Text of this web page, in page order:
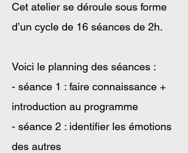
Cet atelier se déroule sous forme
d’un cycle de 16 séances de 2h.
Voici le planning des séances :
- séance 1 : faire connaissance +
introduction au programme
- séance 2 : identifier les émotions
des autres